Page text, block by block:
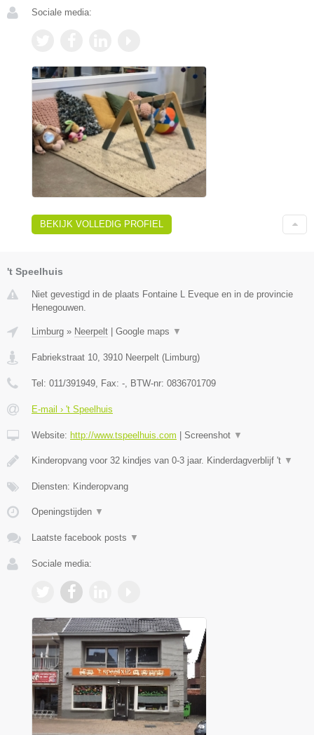
Sociale media:
BEKIJK VOLLEDIG PROFIEL
't Speelhuis
Niet gevestigd in de plaats Fontaine L Eveque en in de provincie
Henegouwen.
Limburg » Neerpelt Google maps ▼
Fabriekstraat 10 3910 Neerpelt ( Limburg)
Tel: 011/391949 , Fax: - , BTW-nr: 0836701709
E-mail › 't Speelhuis
Website: http://www.tspeelhuis.com Screenshot ▼
Kinderopvang voor 32 kindjes van 0-3 jaar. Kinderdagverblijf 't ▼
Diensten: Kinderopvang
Openingstijden ▼
Laatste facebook posts ▼
Sociale media: